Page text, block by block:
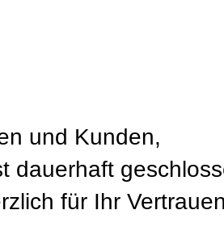
und Kunden,
dauerhaft
für Ihr